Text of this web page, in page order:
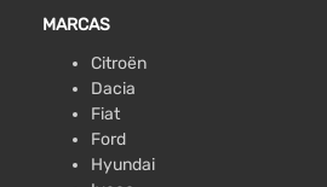
MARCAS
Citroën
Dacia
Fiat
Ford
Hyundai